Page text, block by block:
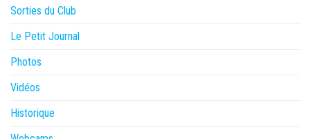
Sorties du Club
Le Petit Journal
Photos
Vidéos
Historique